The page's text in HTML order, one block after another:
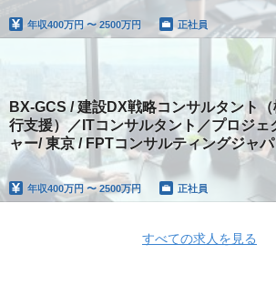
年収400万円 〜 2500万円 正社員
BX-GCS / 建設DX戦略コンサルタント
行支援）／ITコンサルタント／プロジェ
ャー/ 東京 / FPTコンサルティングジャ
年収400万円 〜 2500万円 正社員
すべての求人を見る